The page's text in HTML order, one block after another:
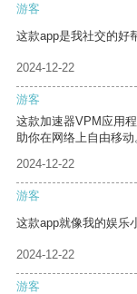
游客
这款app是我社交的好
2024-12-22
游客
这款加速器VPM应用
助你在网络上自由移动
2024-12-22
游客
这款app就像我的娱乐
2024-12-22
游客